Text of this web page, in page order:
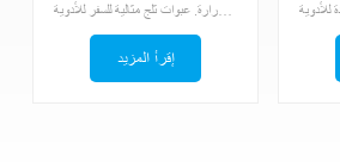
حقيبة ثلج كبيرة للسفر تناسب معظم حقائب تبريد الأنسولين المحمولة، تحافظ على مستلزمات مرضى السكري تتحمل درجة الحرارة. عبوات ثلج مثالية للسفر للأدوية.
إقرأ المزيد